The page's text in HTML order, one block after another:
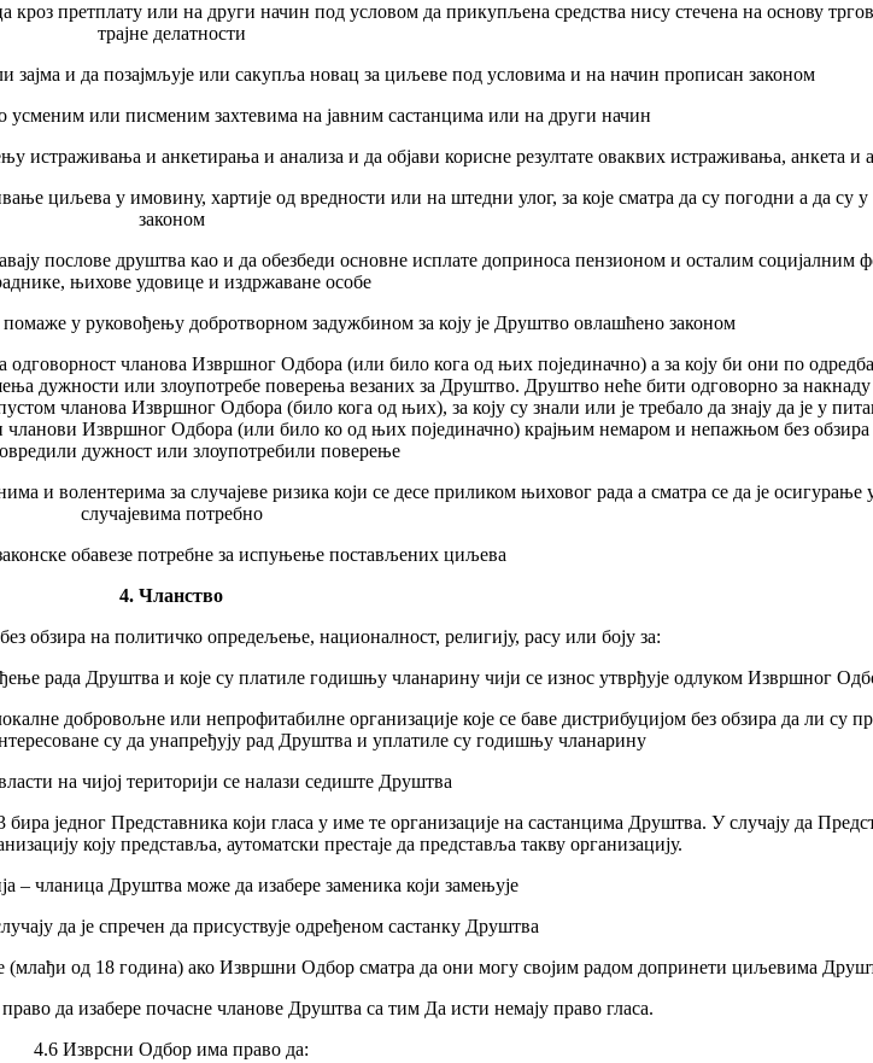
претплату или на други начин под условом да прикупљена средства нису стечена на основу
трајне делатности
зајма и да позајмљује или сакупља новац за циљеве под условима и на начин прописан законом
или писменим захтевима на јавним састанцима или на други начин
и анкетирања и анализа и да објави корисне резултате оваквих истраживања, анкета и
циљева у имовину, хартије од вредности или на штедни улог, за које сматра да су погодни а да су у
законом
послове друштва као и да обезбеди основне исплате доприноса пензионом и осталим социјалним
њихове удовице и издржаване особе
у руковођењу добротворном задужбином за коју је Друштво овлашћено законом
чланова Извршног Одбора (или било кога од њих појединачно) а за коју би они по
дужности или злоупотребе поверења везаних за Друштво. Друштво неће бити одговорно за
чланова Извршног Одбора (било кога од њих), за коју су знали или је требало да знају да је у
чланови Извршног Одбора (или било ко од њих појединачно) крајњим немаром и непажњом без обзира
дужност или злоупотребили поверење
и волентерима за случајеве ризика који се десе приликом њиховог рада а сматра се да је осигурање
случајевима потребно
обавезе потребне за испуњење постављених циљева
4. Чланство
обзира на политичко опредељење, националност, религију, расу или боју за:
рада Друштва и које су платиле годишњу чланарину чији се износ утврђује одлуком Извршног
добровољне или непрофитабилне организације које се баве дистрибуцијом без обзира да ли су
су да унапређују рад Друштва и уплатиле су годишњу чланарину
на чијој територији се налази седиште Друштва
једног Представника који гласа у име те организације на састанцима Друштва. У случају да
коју представља, аутоматски престаје да представља такву организацију.
– чланица Друштва може да изабере заменика који замењује
да је спречен да присуствује одређеном састанку Друштва
(млађи од 18 година) ако Извршни Одбор сматра да они могу својим радом допринети циљевима
да изабере почасне чланове Друштва са тим Да исти немају право гласа.
4.6 Изврсни Одбор има право да: